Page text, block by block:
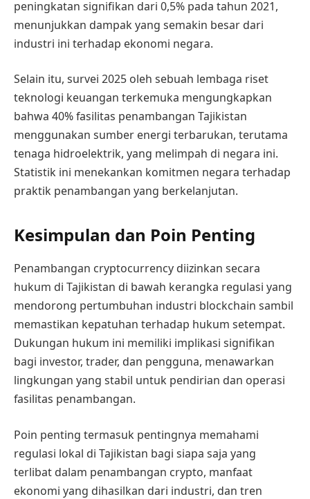
peningkatan signifikan dari 0,5% pada tahun 2021,
menunjukkan dampak yang semakin besar dari
industri ini terhadap ekonomi negara.
Selain itu, survei 2025 oleh sebuah lembaga riset
teknologi keuangan terkemuka mengungkapkan
bahwa 40% fasilitas penambangan Tajikistan
menggunakan sumber energi terbarukan, terutama
tenaga hidroelektrik, yang melimpah di negara ini.
Statistik ini menekankan komitmen negara terhadap
praktik penambangan yang berkelanjutan.
Kesimpulan dan Poin Penting
Penambangan cryptocurrency diizinkan secara
hukum di Tajikistan di bawah kerangka regulasi yang
mendorong pertumbuhan industri blockchain sambil
memastikan kepatuhan terhadap hukum setempat.
Dukungan hukum ini memiliki implikasi signifikan
bagi investor, trader, dan pengguna, menawarkan
lingkungan yang stabil untuk pendirian dan operasi
fasilitas penambangan.
Poin penting termasuk pentingnya memahami
regulasi lokal di Tajikistan bagi siapa saja yang
terlibat dalam penambangan crypto, manfaat
ekonomi yang dihasilkan dari industri, dan tren